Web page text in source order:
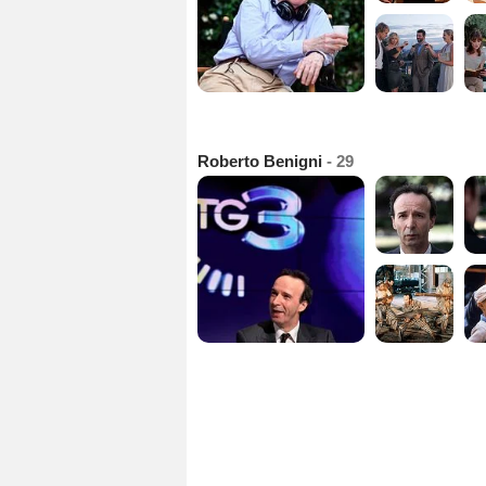
Roberto Benigni - 29